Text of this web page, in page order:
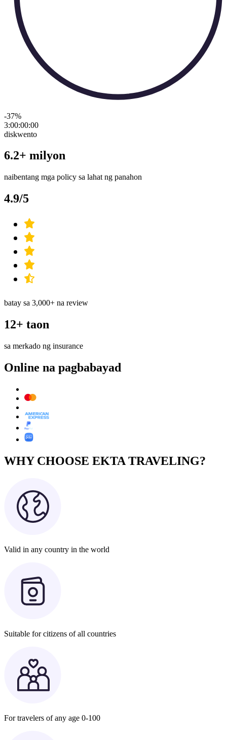
-37%
3:00:00:00
diskwento
6.2+ milyon
naibentang mga policy sa lahat ng panahon
4.9/5
batay sa 3,000+ na review
12+ taon
sa merkado ng insurance
Online na pagbabayad
WHY CHOOSE EKTA TRAVELING?
Valid in any country in the world
Suitable for citizens of all countries
For travelers of any age 0-100